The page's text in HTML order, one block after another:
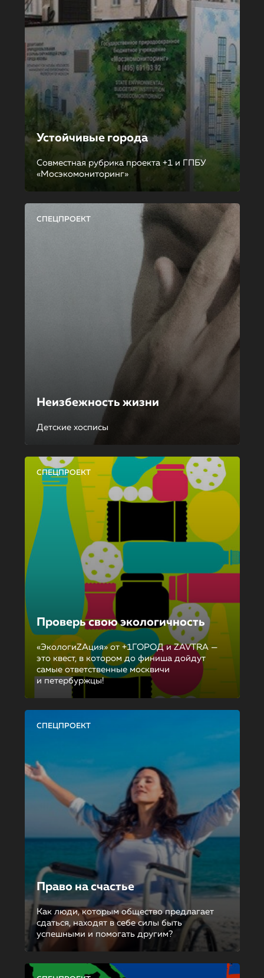
Устойчивые города
Совместная рубрика проекта +1 и ГПБУ
«Мосэкомониторинг»
СПЕЦПРОЕКТ
Неизбежность жизни
Детские хосписы
СПЕЦПРОЕКТ
Проверь свою экологичность
«ЭкологиZAция» от +1ГОРОД и ZAVTRA —
это квест, в котором до финиша дойдут
самые ответственные москвичи
и петербуржцы!
СПЕЦПРОЕКТ
Право на счастье
Как люди, которым общество предлагает
сдаться, находят в себе силы быть
успешными и помогать другим?